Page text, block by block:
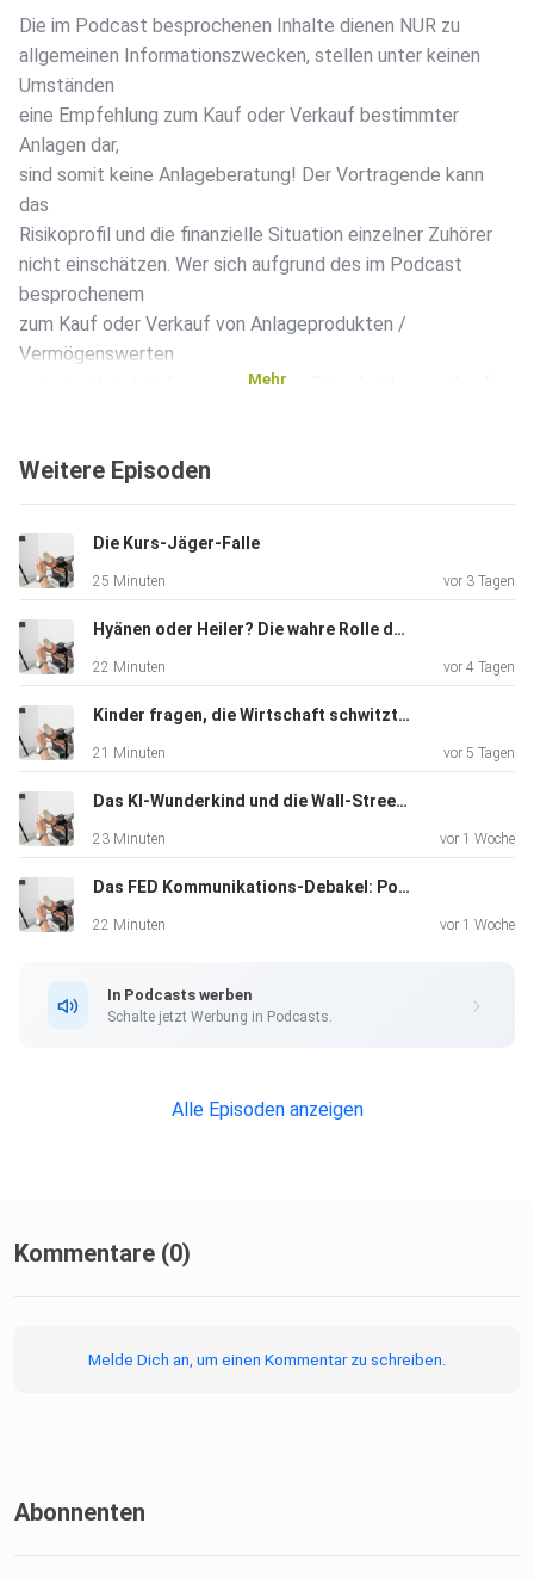
Die im Podcast besprochenen Inhalte dienen NUR zu
allgemeinen Informationszwecken, stellen unter keinen
Umständen
eine Empfehlung zum Kauf oder Verkauf bestimmter
Anlagen dar,
sind somit keine Anlageberatung! Der Vortragende kann
das
Risikoprofil und die finanzielle Situation einzelner Zuhörer
nicht einschätzen. Wer sich aufgrund des im Podcast
besprochenem
zum Kauf oder Verkauf von Anlageprodukten /
Vermögenswerten
entscheidet, tut diese aus eigener Entscheidung und auf
haften, wenn
Anlageentscheidungen
treffen und dadurch Verluste erleiden.
Mehr
Weitere Episoden
Die Kurs-Jäger-Falle
25 Minuten vor 3 Tagen
Hyänen oder Heiler? Die wahre Rolle der Hedgefonds
22 Minuten vor 4 Tagen
Kinder fragen, die Wirtschaft schwitzt: „The Big Short“ im Realitätscheck
21 Minuten vor 5 Tagen
Das KI-Wunderkind und die Wall-Street-Rettung: Ein moderner LTCM-Moment
23 Minuten vor 1 Woche
Das FED Kommunikations-Debakel: Powell vs. Warsh
22 Minuten vor 1 Woche
In Podcasts werben
Schalte jetzt Werbung in Podcasts.
Alle Episoden anzeigen
Kommentare (0)
Melde Dich an, um einen Kommentar zu schreiben.
Abonnenten